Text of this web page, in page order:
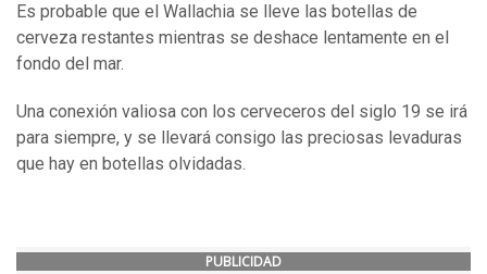
Es probable que el Wallachia se lleve las botellas de
cerveza restantes mientras se deshace lentamente en el
fondo del mar.
Una conexión valiosa con los cerveceros del siglo 19 se irá
para siempre, y se llevará consigo las preciosas levaduras
que hay en botellas olvidadas.
PUBLICIDAD